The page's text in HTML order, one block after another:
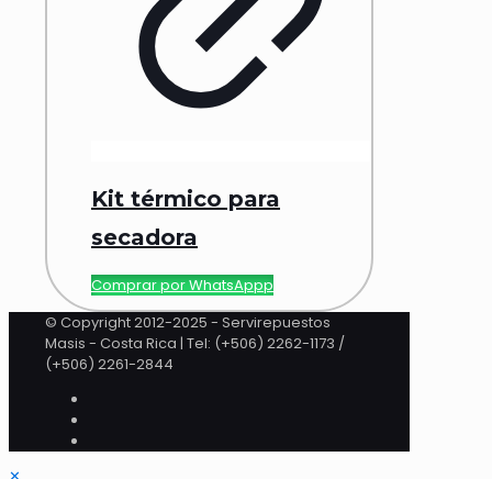
Kit térmico para
secadora
Comprar por WhatsAppp
© Copyright 2012-2025 - Servirepuestos
Masis - Costa Rica | Tel: (+506) 2262-1173 /
(+506) 2261-2844